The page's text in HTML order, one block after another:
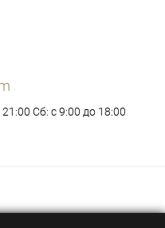
Сб: с 9:00 до 18:00